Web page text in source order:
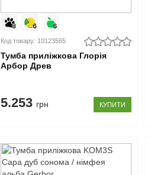
Код товару: 10123565
Тумба приліжкова Глорія
Арбор Древ
5.253 грн КУПИТИ